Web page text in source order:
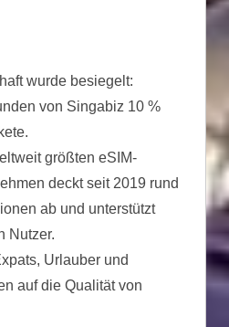
wurde besiegelt:
von Singabiz 10 %
größten eSIM-
deckt seit 2019 rund
ab und unterstützt
Nutzer.
Urlauber und
auf die Qualität von